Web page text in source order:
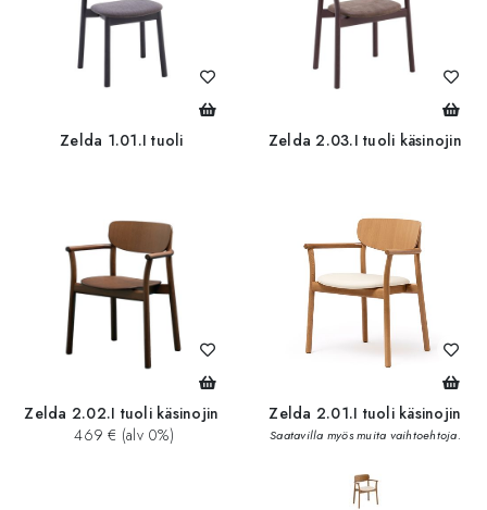
Zelda 1.01.I tuoli Zelda 2.03.I tuoli käsinojin
Zelda 2.02.I tuoli käsinojin
469 € (alv 0%)
Zelda 2.01.I tuoli käsinojin
Saatavilla myös muita vaihtoehtoja.